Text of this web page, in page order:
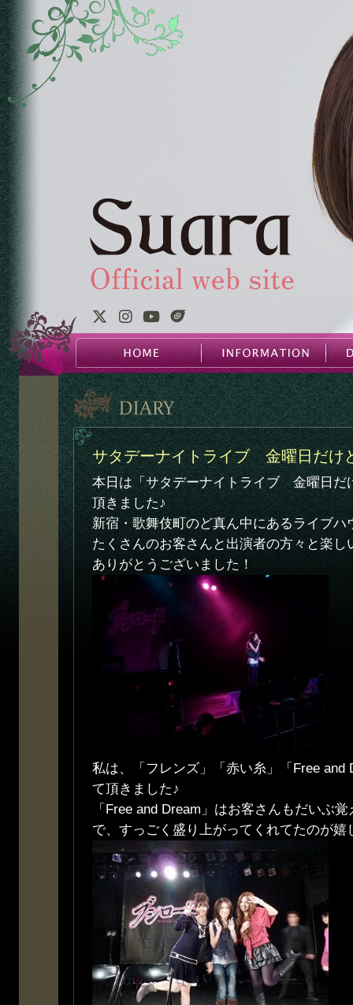
サタデーナイトライブ 金曜日だけ
本日は「サタデーナイトライブ 金曜日だ
頂きました♪
新宿・歌舞伎町のど真ん中にあるライブ
たくさんのお客さんと出演者の方々と楽し
ありがとうございました！
私は、「フレンズ」「赤い糸」「Free and
て頂きました♪
「Free and Dream」はお客さんもだいぶ
で、すっごく盛り上がってくれてたのが嬉